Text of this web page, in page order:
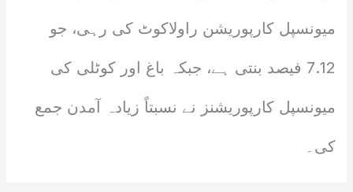
میونسپل کارپوریشن راولاکوٹ کی رہی، جو
7.12 فیصد بنتی ہے، جبکہ باغ اور کوٹلی کی
میونسپل کارپوریشنز نے نسبتاً زیادہ آمدن جمع
کی۔